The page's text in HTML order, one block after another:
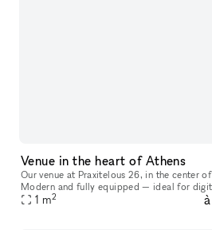
Venue in the heart of Athens
Our venue at Praxitelous 26, in the center
Modern and fully equipped — ideal for
activations, pop-ups, and presentations. 62
1 m2